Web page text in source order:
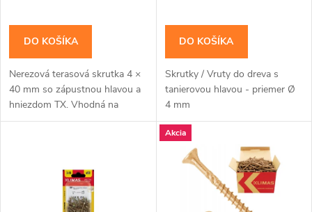
o
d
u
k
u
k
DO KOŠÍKA
Nerezová terasová skrutka 4 ×
40 mm so zápustnou hlavou a
hniezdom TX. Vhodná na
montáž tenších drevených
DO KOŠÍKA
Skrutky / Vruty do dreva s
tanierovou hlavou - priemer Ø
4 mm
Akcia